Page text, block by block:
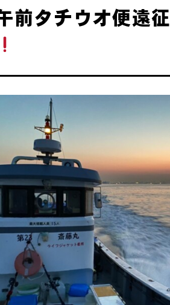
前タチウオ便遠